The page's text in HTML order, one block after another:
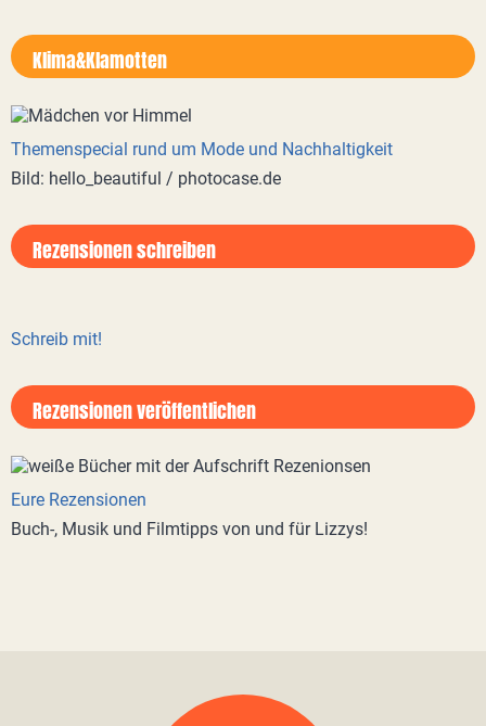
Klima&Klamotten
Themenspecial rund um Mode und Nachhaltigkeit
Bild: hello_beautiful / photocase.de
Rezensionen schreiben
Schreib mit!
Rezensionen veröffentlichen
Eure Rezensionen
Buch-, Musik und Filmtipps von und für Lizzys!